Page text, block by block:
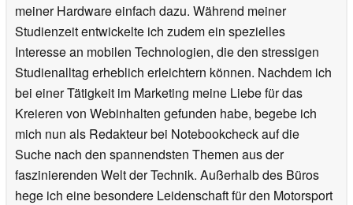
meiner Hardware einfach dazu. Während meiner
Studienzeit entwickelte ich zudem ein spezielles
Interesse an mobilen Technologien, die den stressigen
Studienalltag erheblich erleichtern können. Nachdem ich
bei einer Tätigkeit im Marketing meine Liebe für das
Kreieren von Webinhalten gefunden habe, begebe ich
mich nun als Redakteur bei Notebookcheck auf die
Suche nach den spannendsten Themen aus der
faszinierenden Welt der Technik. Außerhalb des Büros
hege ich eine besondere Leidenschaft für den Motorsport